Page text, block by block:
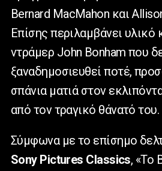
Bernard MacMahon και
Επίσης περιλαμβάνει υλικό
ντράμερ John Bonham που
ξαναδημοσιευθεί ποτέ,
σπάνια ματιά στον
από τον τραγικό θάνατό του.
Σύμφωνα με το επίσημο
Sony Pictures Classics, «Το